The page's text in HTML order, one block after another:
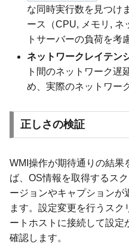
な同時実行数を見つけ
ース（CPU, メモリ, ネ
トサーバーの負荷を考
ネットワークレイテン
ト間のネットワーク遅
め、実際のネットワー
正しさの検証
WMI操作が期待通りの結果
ば、OS情報を取得するス
ージョンやキャプションが
ます。設定変更を行うス
ートホストに接続して設定
確認します。